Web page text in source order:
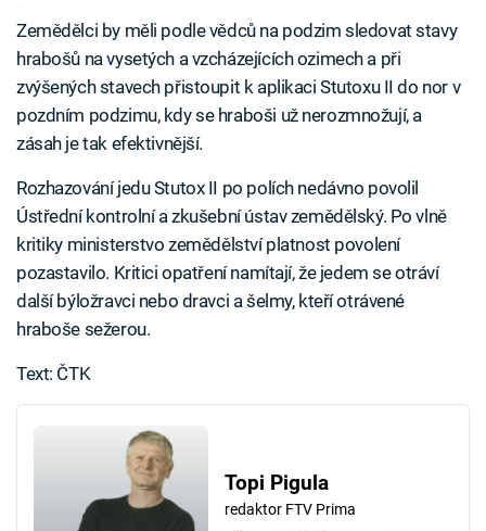
Zemědělci by měli podle vědců na podzim sledovat stavy
hrabošů na vysetých a vzcházejících ozimech a při
zvýšených stavech přistoupit k aplikaci Stutoxu II do nor v
pozdním podzimu, kdy se hraboši už nerozmnožují, a
zásah je tak efektivnější.
Rozhazování jedu Stutox II po polích nedávno povolil
Ústřední kontrolní a zkušební ústav zemědělský. Po vlně
kritiky ministerstvo zemědělství platnost povolení
pozastavilo. Kritici opatření namítají, že jedem se otráví
další býložravci nebo dravci a šelmy, kteří otrávené
hraboše sežerou.
Text: ČTK
Topi Pigula
redaktor FTV Prima